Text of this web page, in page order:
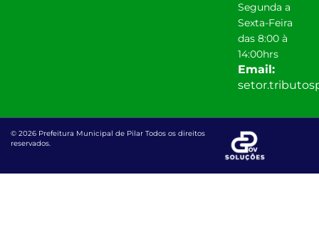
Segunda a
Sexta-Feira
das 8:00 à
14:00hrs
Email:
© 2026 Prefeitura Municipal de Pilar Todos os direitos
reservados.